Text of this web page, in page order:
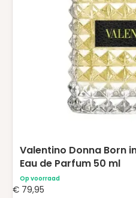
Valentino Donna Born
Eau de Parfum 50 ml
Op voorraad
€ 79,95